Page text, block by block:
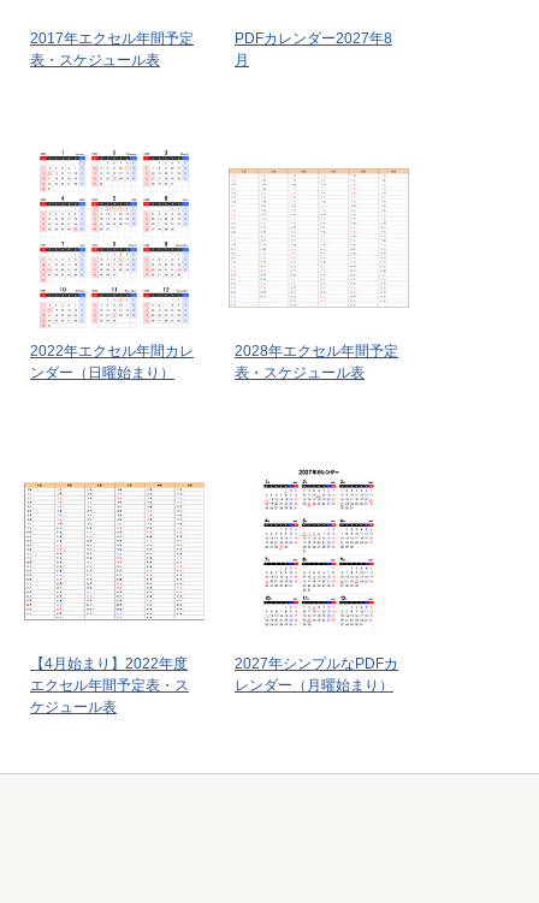
2017年エクセル年間予定
表・スケジュール表
PDFカレンダー2027年8
月
2022年エクセル年間カレ
ンダー（日曜始まり）
2028年エクセル年間予定
表・スケジュール表
【4月始まり】2022年度
エクセル年間予定表・ス
ケジュール表
2027年シンプルなPDFカ
レンダー（月曜始まり）